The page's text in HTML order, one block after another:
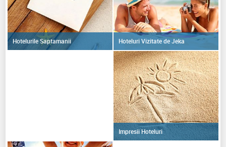
Hotelurile Saptamanii Hoteluri Vizitate de Jeka
Impresii Hoteluri